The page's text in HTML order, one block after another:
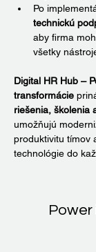
Po
technickú
aby firma
všetky
Digital HR Hub –
transformácie
riešenia, školenia
umožňujú
produktivitu tímov
technológie do
Power